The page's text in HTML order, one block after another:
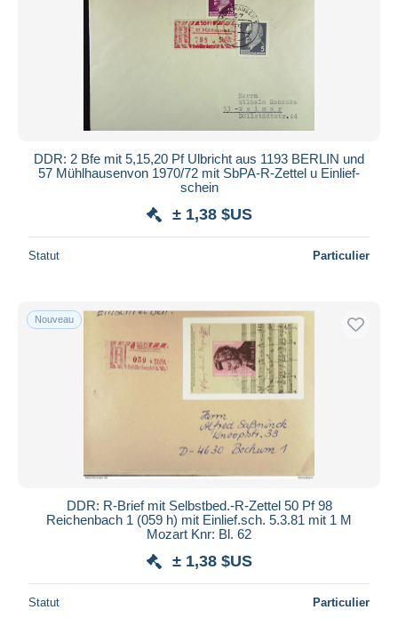
DDR: 2 Bfe mit 5,15,20 Pf Ulbricht aus 1193 BERLIN und
57 Mühlhausenvon 1970/72 mit SbPA-R-Zettel u Einlief-
schein
± 1,38 $US
Statut Particulier
Nouveau
DDR: R-Brief mit Selbstbed.-R-Zettel 50 Pf 98
Reichenbach 1 (059 h) mit Einlief.sch. 5.3.81 mit 1 M
Mozart Knr: Bl. 62
± 1,38 $US
Statut Particulier